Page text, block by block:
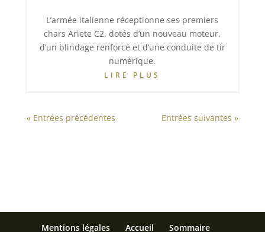
L’armée italienne réceptionne ses premiers
chars Ariete C2, dotés d’un nouveau moteur,
d’un blindage renforcé et d’une conduite de tir
numérique.
LIRE PLUS
« Entrées précédentes Entrées suivantes »
Mentions légales Accueil Sommaire